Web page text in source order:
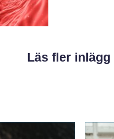
Läs fler inlägg